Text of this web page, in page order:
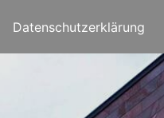
Datenschutzerklärung